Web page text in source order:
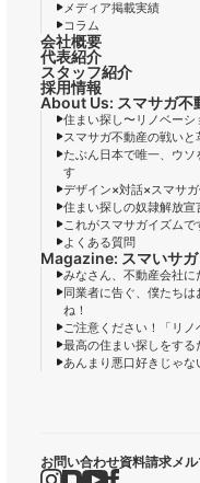
メディア掲載実績
コラム
会社概要
代表紹介
スタッフ紹介
採用情報
About Us: スマサガ不
住まい探し〜リノベーシ
スマサガ不動産の戦いと
たぶん日本で唯一、ウ
す
デザイン×対話×スマサ
住まい探しの奴隷解放宣
これがスマサガイズムで
よくある質問
Magazine: スマいサ
みなさん、不動産会社に
同業者に告ぐ、僕たち
ね！
ご注意ください！「リノ
最高の住まい探しをする
あんまり悪口好きじゃな
お問い合わせ資料請求メ